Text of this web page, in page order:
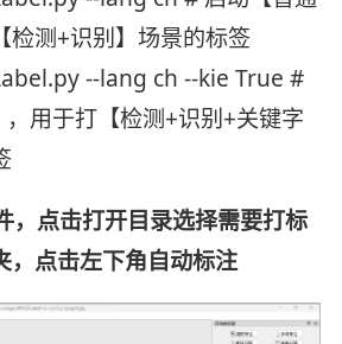
检测+识别】场景的标签
--lang ch --kie True #
用于打【检测+识别+关键字
，点击打开目录选择需要打标
，点击左下角自动标注